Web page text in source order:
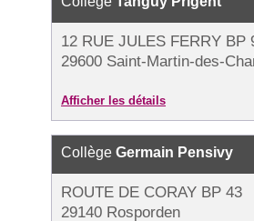
12 RUE JULES FERRY BP
29600 Saint-Martin-des-
Afficher les détails
Collège Germain Pensivy
ROUTE DE CORAY BP 43
29140 Rosporden